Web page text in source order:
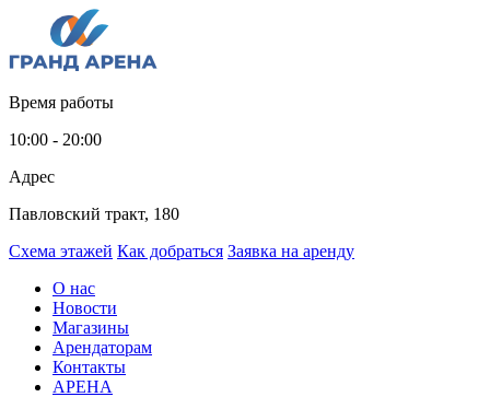
Время работы
10:00 - 20:00
Адрес
Павловский тракт, 180
Схема этажей Как добраться Заявка на аренду
О нас
Новости
Магазины
Арендаторам
Контакты
АРЕНА